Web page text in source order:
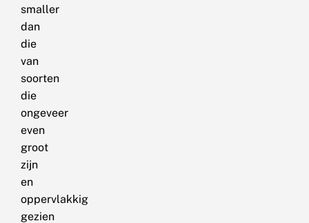
smaller
dan
die
van
soorten
die
ongeveer
even
groot
zijn
en
oppervlakkig
gezien